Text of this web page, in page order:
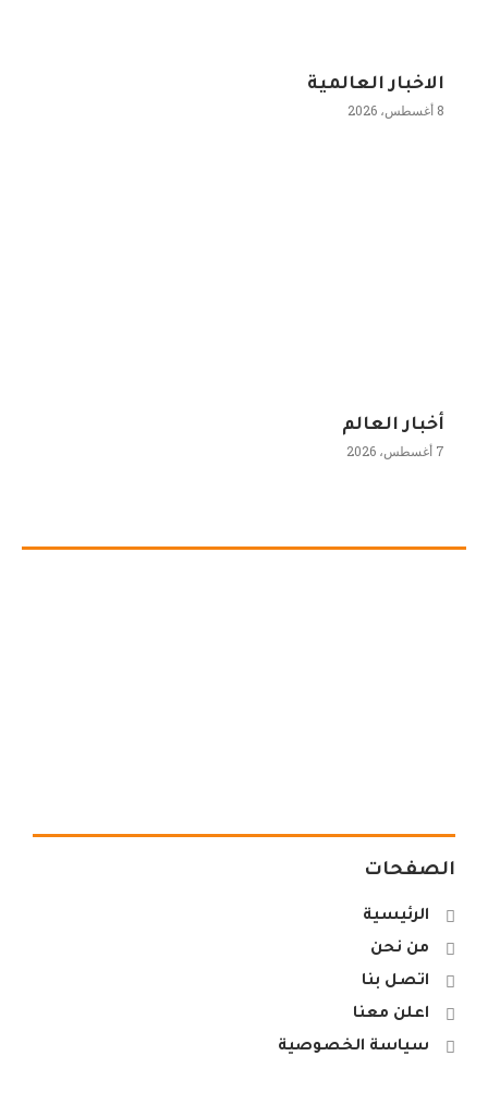
الاخبار العالمية
8 أغسطس، 2026
أخبار العالم
7 أغسطس، 2026
الصفحات
الرئيسية
من نحن
اتصل بنا
اعلن معنا
سياسة الخصوصية